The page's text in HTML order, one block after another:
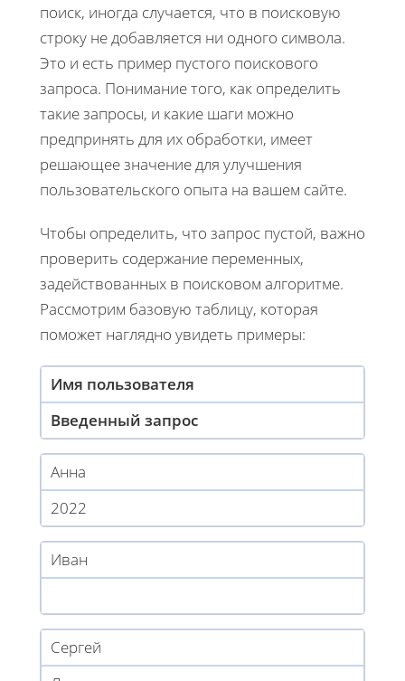
поиск, иногда случается, что в поисковую
строку не добавляется ни одного символа.
Это и есть пример пустого поискового
запроса. Понимание того, как определить
такие запросы, и какие шаги можно
предпринять для их обработки, имеет
решающее значение для улучшения
пользовательского опыта на вашем сайте.
Чтобы определить, что запрос пустой, важно
проверить содержание переменных,
задействованных в поисковом алгоритме.
Рассмотрим базовую таблицу, которая
поможет наглядно увидеть примеры:
Имя пользователя
Введенный запрос
Анна
2022
Иван
Сергей